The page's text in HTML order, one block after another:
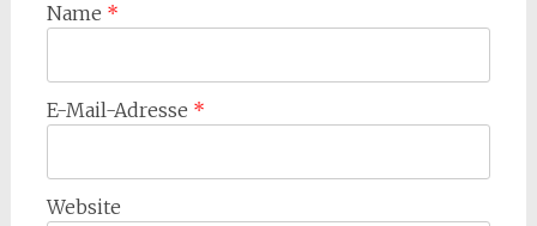
Name *
E-Mail-Adresse *
Website